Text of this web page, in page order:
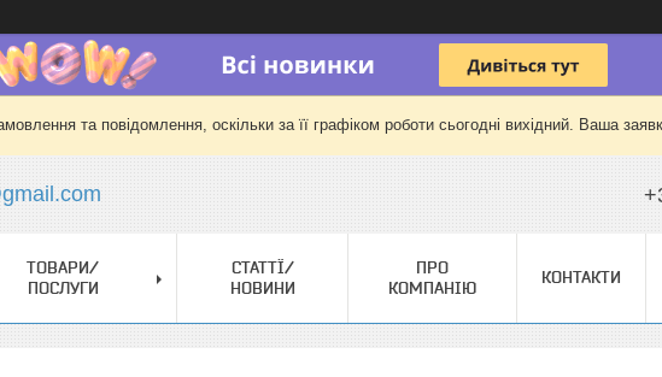
та повідомлення, оскільки за її графіком роботи сьогодні вихідний. Ваша
ТОВАРИ/
ПОСЛУГИ
СТАТТЇ/
НОВИНИ
ПРО
КОМПАНІЮ
КОНТАКТИ